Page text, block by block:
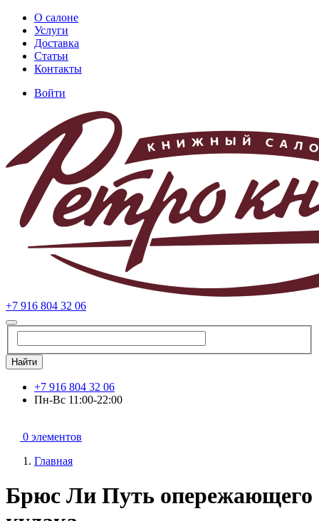
Перейти
основному
содержанию
Основная
навигация
О салоне
Услуги
Доставка
Статьи
Контакты
учётной
записи
пользователя
Войти
+7 916 804 32 06
Найти
+7 916 804 32 06
Пн-Вс 11:00-22:00
0 элементов
Главная
Брюс Ли Путь опережающего